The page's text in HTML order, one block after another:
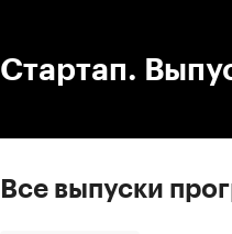
Стартап.
Все выпуски